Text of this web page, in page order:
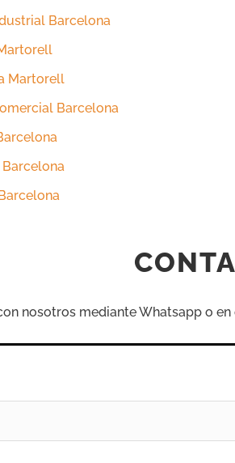
Barcelona
Martorell
Barcelona
Barcelona
nosotros mediante Whatsapp o